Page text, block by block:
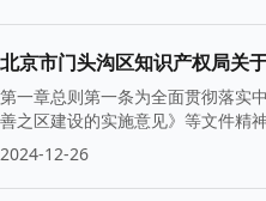
北京市门头沟区知识产权局关
第一章总则第一条为全面贯彻落实
善之区建设的实施意见》等文件精
2024-12-26